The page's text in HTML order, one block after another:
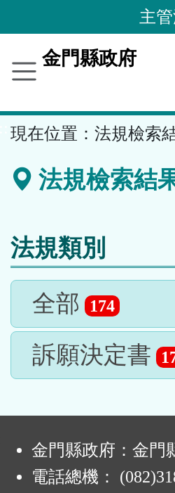
到
要
容
區
主
金門縣政府
現在位置： 法規檢索
法規檢索結
法規類別
全部 174
訴願決定書
金門縣政府：金門
電話總機：